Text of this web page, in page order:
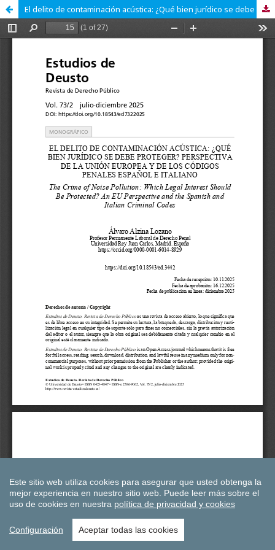
El delito de contaminación acústica: ¿Qué bien jurídico se debe proteger? Perspectiva de la Unión Europea y de los Códigos Penales español e italiano
Este sitio web utiliza cookies para asegurar que usted obtenga la
mejor experiencia en nuestro sitio web. Puede leer más sobre el
uso de cookies en nuestra política de privacidad y cookies
Configuración Aceptar todas las cookies